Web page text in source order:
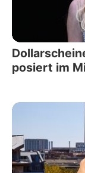
posiert im